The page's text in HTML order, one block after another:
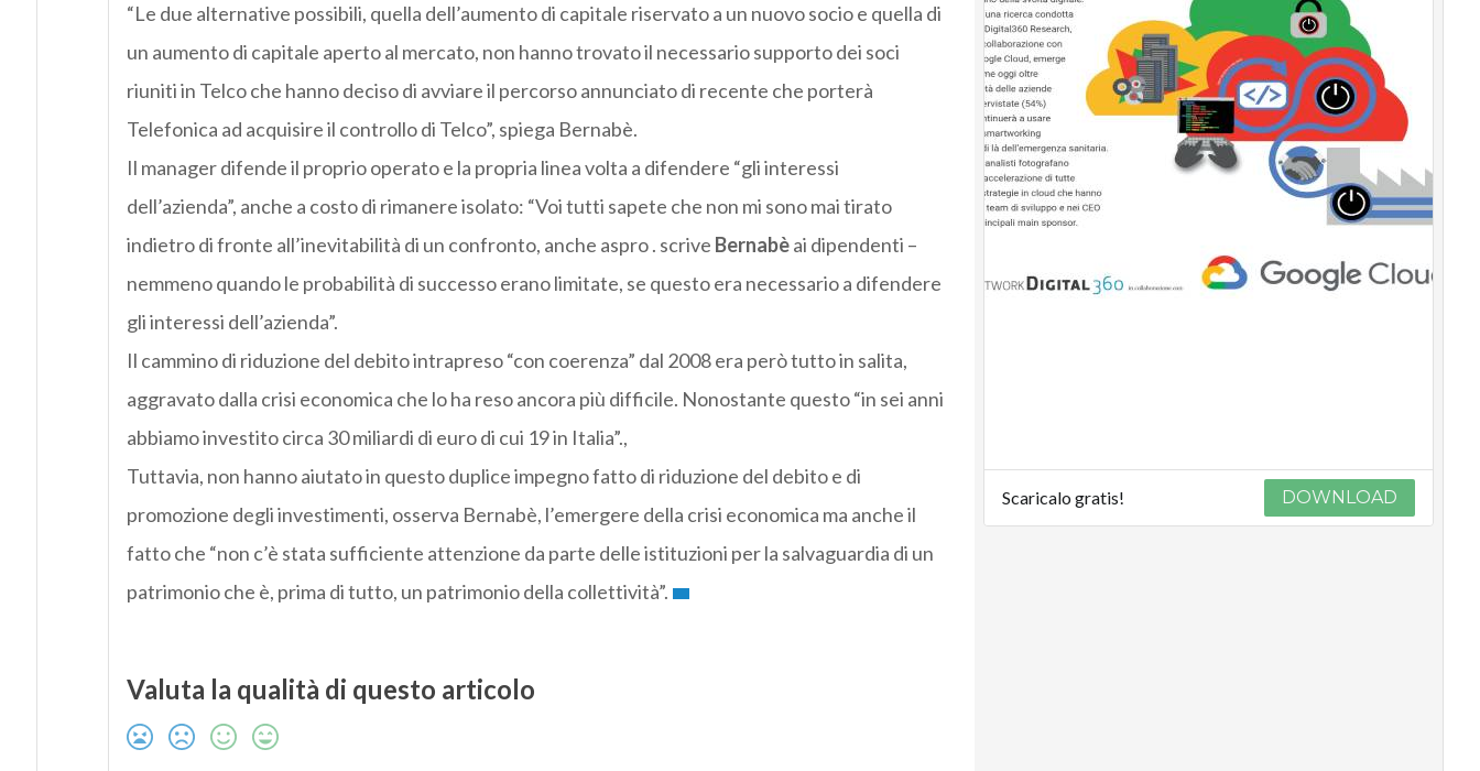
“Le due alternative possibili, quella dell’aumento di capitale riservato a un nuovo socio e quella di
un aumento di capitale aperto al mercato, non hanno trovato il necessario supporto dei soci
riuniti in Telco che hanno deciso di avviare il percorso annunciato di recente che porterà
Telefonica ad acquisire il controllo di Telco”, spiega Bernabè.
Il manager difende il proprio operato e la propria linea volta a difendere “gli interessi
dell’azienda”, anche a costo di rimanere isolato: “Voi tutti sapete che non mi sono mai tirato
indietro di fronte all’inevitabilità di un confronto, anche aspro . scrive Bernabèai dipendenti –
nemmeno quando le probabilità di successo erano limitate, se questo era necessario a difendere
gli interessi dell’azienda”.
Il cammino di riduzione del debito intrapreso “con coerenza” dal 2008 era però tutto in salita,
aggravato dalla crisi economica che lo ha reso ancora più difficile. Nonostante questo “in sei anni
abbiamo investito circa 30 miliardi di euro di cui 19 in Italia”.,
Tuttavia, non hanno aiutato in questo duplice impegno fatto di riduzione del debito e di
promozione degli investimenti, osserva Bernabè, l’emergere della crisi economica ma anche il
fatto che “non c’è stata sufficiente attenzione da parte delle istituzioni per la salvaguardia di un
patrimonio che è, prima di tutto, un patrimonio della collettività”.
Valuta la qualità di questo articolo
Scaricalo gratis! DOWNLOAD